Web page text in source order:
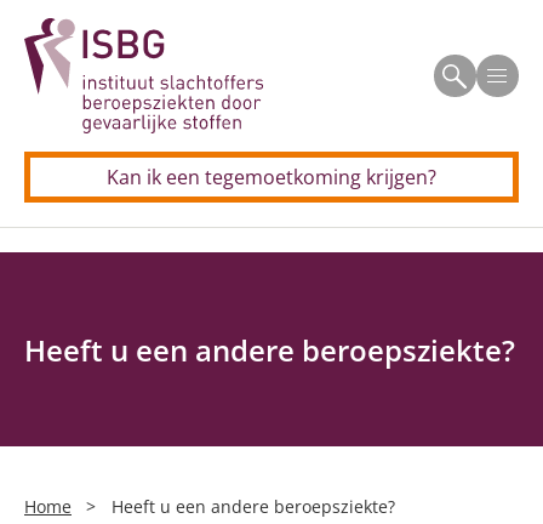
Over de regeling TSB
Beroepsziekten
Longkanker door asbest
Allergisch beroepsastma
Longkanker door silica
Voor professionals
Allergisch beroepsastma
Kan ik een tegemoetkoming krijgen?
Heeft u een andere beroepsziekte?
Home > Heeft u een andere beroepsziekte?